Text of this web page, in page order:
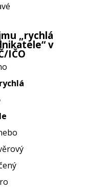
„rychlá
“ v
IČO
rychlá